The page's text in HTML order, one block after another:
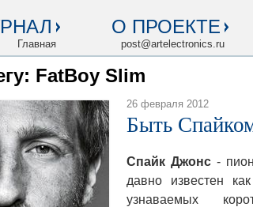
Главная
О ПРОЕКТЕ
post@artelectronics.ru
FatBoy Slim
26 февраля 2012
Быть
Спайк Джонс-
давно известен
узнаваемых